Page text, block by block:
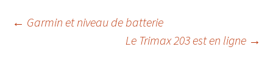
Navigation
← Garmin et niveau de batterie
Le Trimax 203 est en ligne →